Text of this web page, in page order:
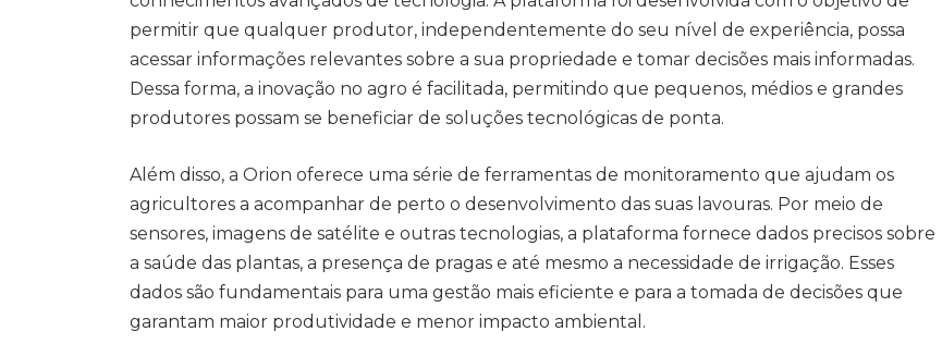
permitir que qualquer produtor, independentemente do seu nível de experiência, possa
acessar informações relevantes sobre a sua propriedade e tomar decisões mais informadas.
Dessa forma, a inovação no agro é facilitada, permitindo que pequenos, médios e grandes
produtores possam se beneficiar de soluções tecnológicas de ponta.
Além disso, a Orion oferece uma série de ferramentas de monitoramento que ajudam os
agricultores a acompanhar de perto o desenvolvimento das suas lavouras. Por meio de
sensores, imagens de satélite e outras tecnologias, a plataforma fornece dados precisos sobre
a saúde das plantas, a presença de pragas e até mesmo a necessidade de irrigação. Esses
dados são fundamentais para uma gestão mais eficiente e para a tomada de decisões que
garantam maior produtividade e menor impacto ambiental.